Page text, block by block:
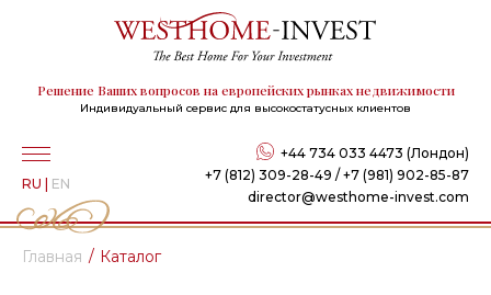
Решение Ваших вопросов на европейских рынках недвижимости
Индивидуальный сервис для высокостатусных клиентов
+44 734 033 4473 (Лондон)
+7 (812) 309-28-49 / +7 (981) 902-85-87
director@westhome-invest.com
RU | EN
Главная Каталог